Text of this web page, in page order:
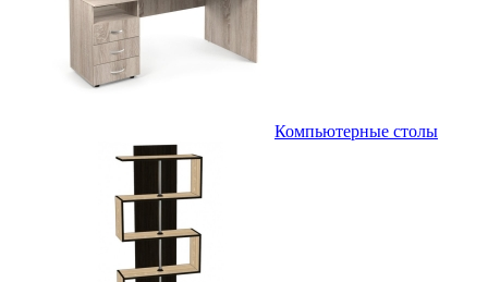
Компьютерные столы